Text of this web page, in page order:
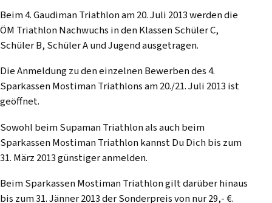
Beim 4. Gaudiman Triathlon am 20. Juli 2013 werden die
ÖM Triathlon Nachwuchs in den Klassen Schüler C,
Schüler B, Schüler A und Jugend ausgetragen.
Die Anmeldung zu den einzelnen Bewerben des 4.
Sparkassen Mostiman Triathlons am 20./21. Juli 2013 ist
geöffnet.
Sowohl beim Supaman Triathlon als auch beim
Sparkassen Mostiman Triathlon kannst Du Dich bis zum
31. März 2013 günstiger anmelden.
Beim Sparkassen Mostiman Triathlon gilt darüber hinaus
bis zum 31. Jänner 2013 der Sonderpreis von nur 29,- €.